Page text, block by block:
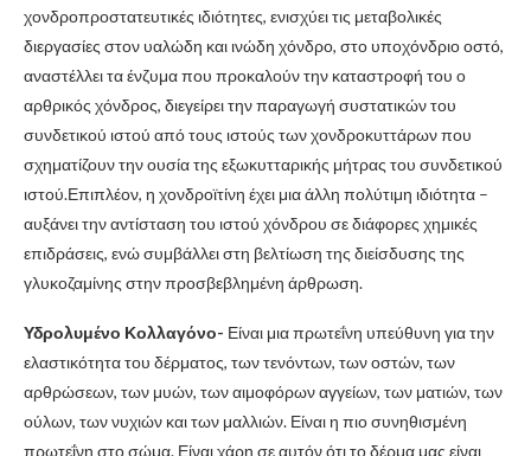
χονδροπροστατευτικές ιδιότητες, ενισχύει τις μεταβολικές
διεργασίες στον υαλώδη και ινώδη χόνδρο, στο υποχόνδριο οστό,
αναστέλλει τα ένζυμα που προκαλούν την καταστροφή του ο
αρθρικός χόνδρος, διεγείρει την παραγωγή συστατικών του
συνδετικού ιστού από τους ιστούς των χονδροκυττάρων που
σχηματίζουν την ουσία της εξωκυτταρικής μήτρας του συνδετικού
ιστού.Επιπλέον, η χονδροϊτίνη έχει μια άλλη πολύτιμη ιδιότητα –
αυξάνει την αντίσταση του ιστού χόνδρου σε διάφορες χημικές
επιδράσεις, ενώ συμβάλλει στη βελτίωση της διείσδυσης της
γλυκοζαμίνης στην προσβεβλημένη άρθρωση.
Υδρολυμένο Κολλαγόνο- Είναι μια πρωτεΐνη υπεύθυνη για την
ελαστικότητα του δέρματος, των τενόντων, των οστών, των
αρθρώσεων, των μυών, των αιμοφόρων αγγείων, των ματιών, των
ούλων, των νυχιών και των μαλλιών. Είναι η πιο συνηθισμένη
πρωτεΐνη στο σώμα. Είναι χάρη σε αυτόν ότι το δέρμα μας είναι